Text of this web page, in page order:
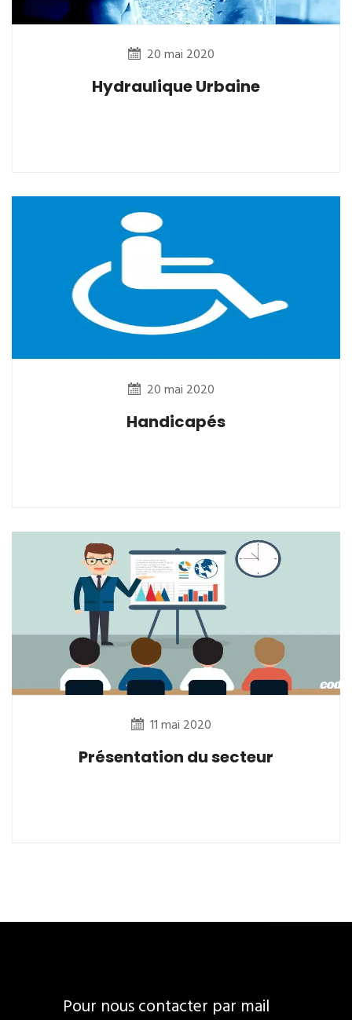
20 mai 2020
Hydraulique Urbaine
20 mai 2020
Handicapés
11 mai 2020
Présentation du secteur
Pour nous contacter par mail